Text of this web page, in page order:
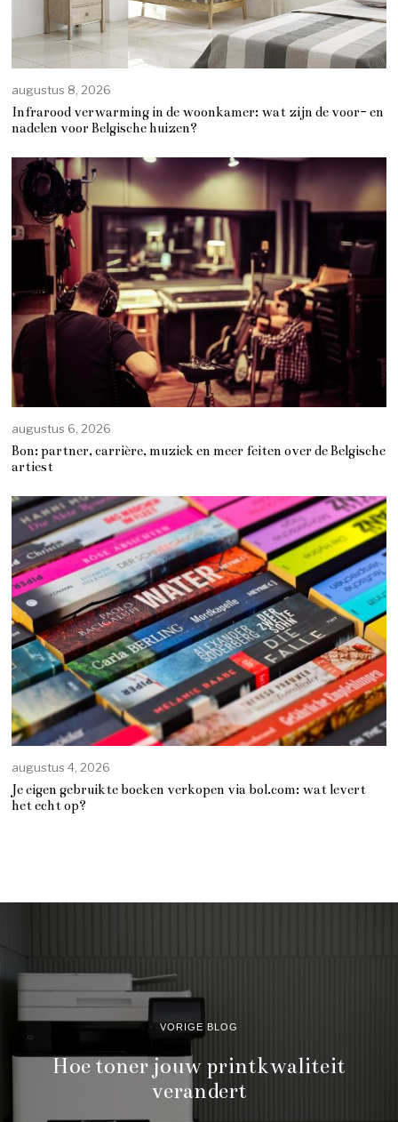
augustus 8, 2026
Infrarood verwarming in de woonkamer: wat zijn de voor- en
nadelen voor Belgische huizen?
augustus 6, 2026
Bon: partner, carrière, muziek en meer feiten over de Belgische
artiest
augustus 4, 2026
Je eigen gebruikte boeken verkopen via bol.com: wat levert
het echt op?
VORIGE BLOG
Hoe toner jouw printkwaliteit
verandert